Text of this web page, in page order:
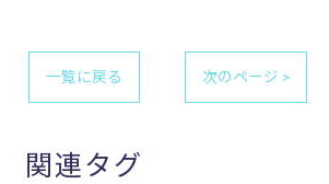
一覧に戻る 次のページ >
関連タグ